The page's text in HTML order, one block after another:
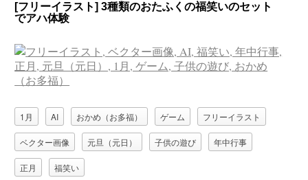
[フリーイラスト] 3種類のおたふくの福笑いのセット
でアハ体験
1月 AI おかめ（お多福） ゲーム フリーイラスト
ベクター画像 元旦（元日） 子供の遊び 年中行事
正月 福笑い